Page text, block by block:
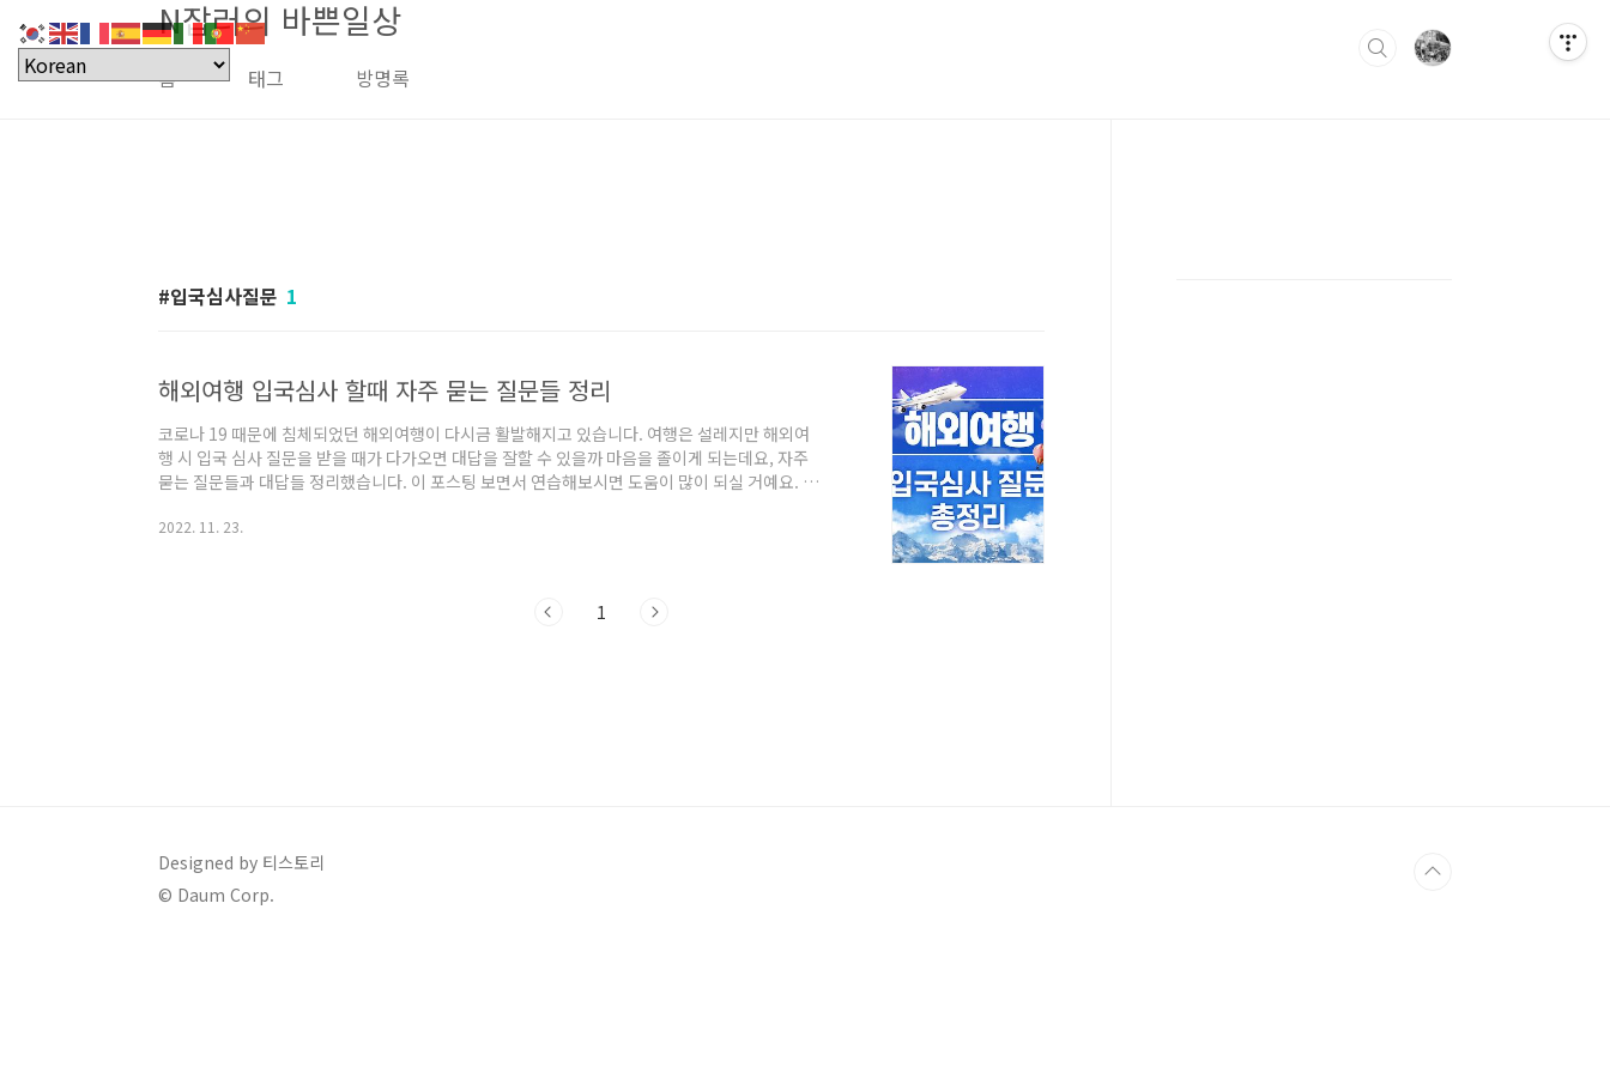
N잡러의 바쁜일상
홈 태그 방명록
입국심사질문 1
해외여행 입국심사 할때 자주 묻는 질문들 정리
코로나 19 때문에 침체되었던 해외여행이 다시금 활발해지고 있습니다. 여행은 설레지만 해외여
행 시 입국 심사 질문을 받을 때가 다가오면 대답을 잘할 수 있을까 마음을 졸이게 되는데요, 자주
묻는 질문들과 대답들 정리했습니다. 이 포스팅 보면서 연습해보시면 도움이 많이 되실 거예요. 목
Here it is. 대답: 여기 있어요. 직업 Q : What do yo do? / What's your job? 질문:직업이 뭐예
2022. 11. 23.
1
Designed by 티스토리
© Daum Corp.